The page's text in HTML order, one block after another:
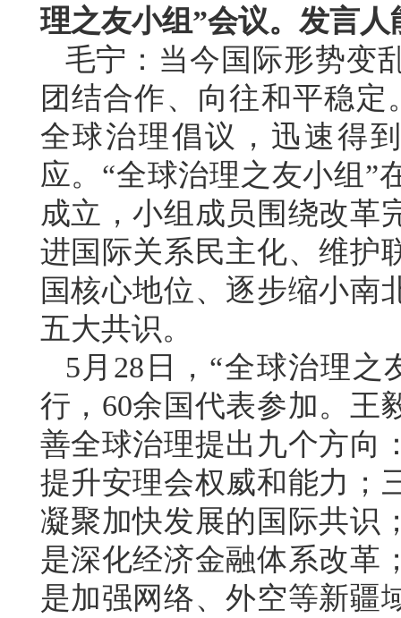
理之友小组”会议。发言
毛宁：当今国际形势变
团结合作、向往和平稳
全球治理倡议，迅速得
应。“全球治理之友小组”
成立，小组成员围绕改革
进国际关系民主化、维护
国核心地位、逐步缩小南
五大共识。
5月28日，“全球治理
行，60余国代表参加。王
善全球治理提出九个方向
提升安理会权威和能力；
凝聚加快发展的国际共识
是深化经济金融体系改革
是加强网络、外空等新疆